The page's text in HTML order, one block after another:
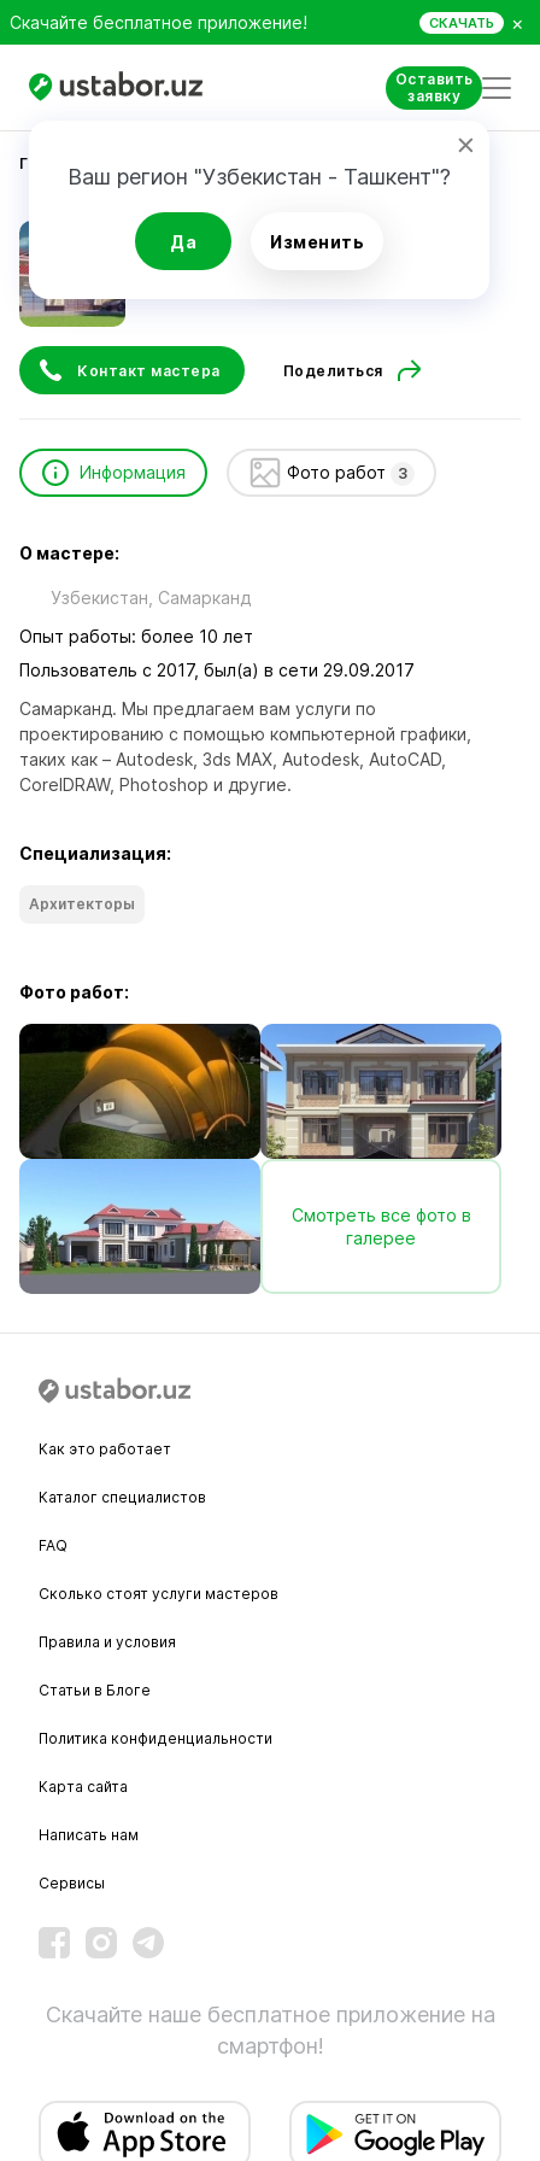
Скачайте бесплатное приложение! СКАЧАТЬ ×
Оставить
заявку
Ваш регион "Узбекистан - Ташкент"?
Да Изменить
Главная
Санжарбек
Контакт мастера Поделиться
Информация Фото работ 3
О мастере:
Узбекистан, Самарканд
Опыт работы: более 10 лет
Пользователь с 2017, был(а) в сети 29.09.2017
Самарканд. Мы предлагаем вам услуги по
проектированию с помощью компьютерной графики,
таких как – Autodesk, 3ds MAX, Autodesk, AutoCAD,
CorelDRAW, Photoshop и другие.
Специализация:
Архитекторы
Фото работ:
Смотреть все фото в
галерее
Как это работает
Каталог специалистов
FAQ
Сколько стоят услуги мастеров
Правила и условия
Статьи в Блоге
Политика конфиденциальности
Карта сайта
Написать нам
Сервисы
Скачайте наше бесплатное приложение на
смартфон!